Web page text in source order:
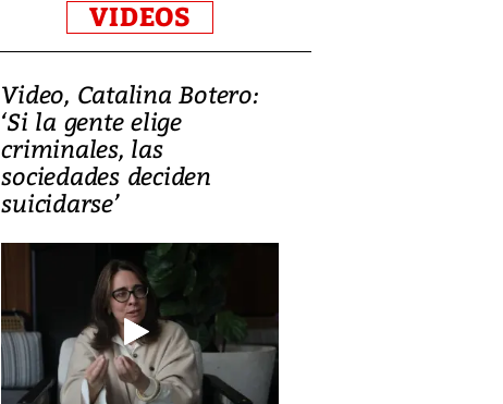
VIDEOS
Video, Catalina Botero:
‘Si la gente elige
criminales, las
sociedades deciden
suicidarse’